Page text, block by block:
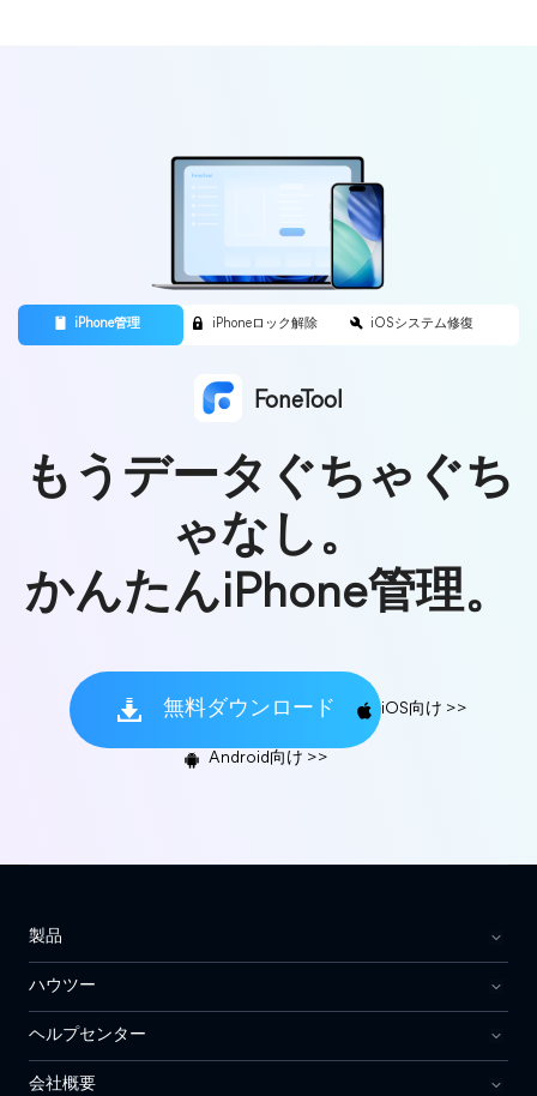
FoneTool
もうデータぐちゃぐち
ゃなし。
かんたんiPhone管理。
無料ダウンロード iOS向け >>
Android向け >>
製品
ハウツー
ヘルプセンター
会社概要